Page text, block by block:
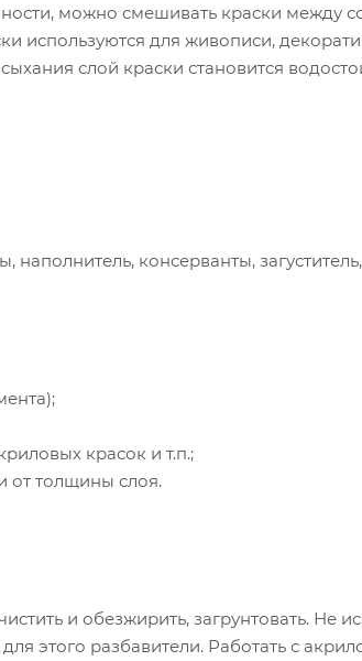
можно смешивать краски между
используются для живописи,
слой краски становится
консерванты,
красок и т.п.;
от толщины слоя.
и обезжирить, загрунтовать. Не
этого разбавители. Работать с